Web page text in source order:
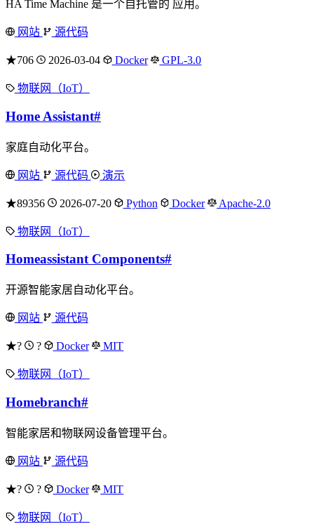
HA Time Machine 是一个自托管的 应用。
网站 源代码
★706 2026-03-04 Docker GPL-3.0
物联网（IoT）
Home Assistant#
家庭自动化平台。
网站 源代码 演示
★89356 2026-07-20 Python Docker Apache-2.0
物联网（IoT）
Homeassistant Components#
开源智能家居自动化平台。
网站 源代码
★? ? Docker MIT
物联网（IoT）
Homebranch#
智能家居和物联网设备管理平台。
网站 源代码
★? ? Docker MIT
物联网（IoT）